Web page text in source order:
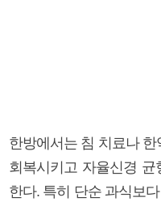
한방에서는 침 치료나
회복시키고 자율신경
한다. 특히 단순 과식보